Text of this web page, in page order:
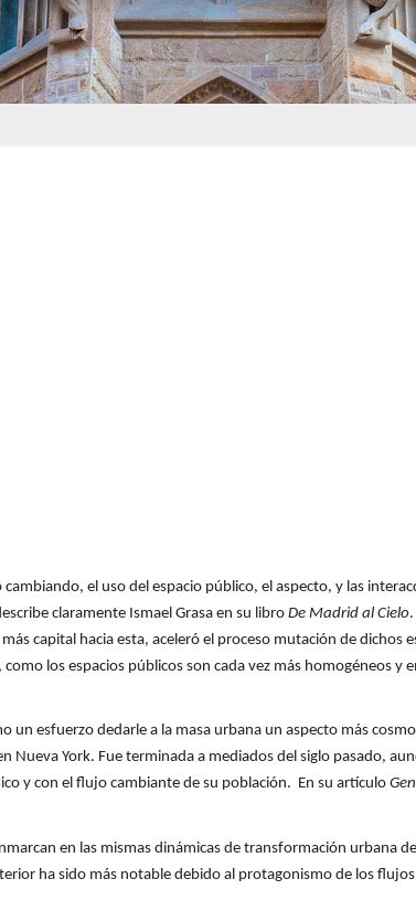
el uso del espacio público, el aspecto, y las
claramente Ismael Grasa en su libro De Madrid al Cielo
capital hacia esta, aceleró el proceso mutación de
los espacios públicos son cada vez más homogéneos
un esfuerzo dedarle a la masa urbana un aspecto más
Nueva York. Fue terminada a mediados del siglo pasado,
y con el flujo cambiante de su población. En su artículo
en las mismas dinámicas de transformación urbana
ha sido más notable debido al protagonismo de los